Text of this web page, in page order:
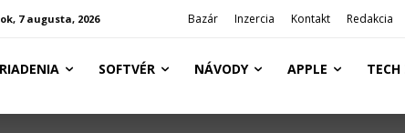
7 augusta, 2026 Bazár Inzercia Kontakt Redakcia
SOFTVÉR NÁVODY APPLE